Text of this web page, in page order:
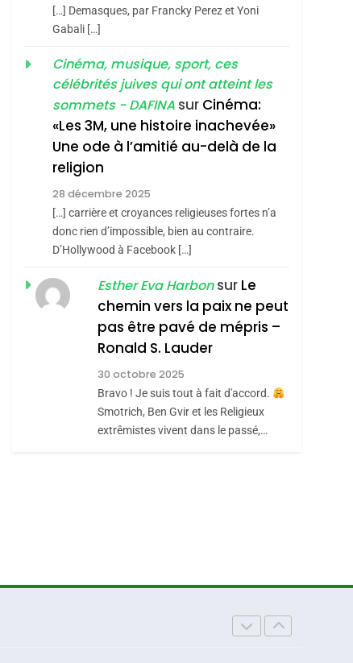
Accords D’Isaac:
L’alliance Pourrait
S’étendre À 13 Pays
D’Amérique Latine
ISRAÉL JUDAISME
5
Meurtrière Selon Le
Rapport D’ADL
Contre
L’antisémitisme
FRANCE ISRAÉL
FIÈRE, DIGNE ET
RÉSILIENTE :
POURQUOI JE
REVENDIQUE MA
JUDAÏTE Par Thérèse
Zrihen-Dvir
ISRAÉL JUDAISME
CE QUI NOUS
MANQUE – Jacques
Hadida
JUDAISME
Maroc : Les Amandes
[…] Demasques, par Francky Perez et Yoni
Gabali […]
Cinéma, musique, sport, ces
célébrités juives qui ont atteint les
sommets - DAFINA sur Cinéma:
«Les 3M, une histoire inachevée»
Une ode à l’amitié au-delà de la
religion
28 décembre 2025
[…] carrière et croyances religieuses fortes n’a
donc rien d’impossible, bien au contraire.
D’Hollywood à Facebook […]
Esther Eva Harbonsur Le
chemin vers la paix ne peut
pas être pavé de mépris –
Ronald S. Lauder
30 octobre 2025
Bravo ! Je suis tout à fait d'accord.
Smotrich, Ben Gvir et les Religieux
extrêmistes vivent dans le passé,…